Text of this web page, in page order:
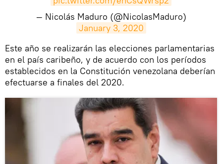
— Nicolás Maduro (@NicolasMaduro)
January 3, 2020
Este año se realizarán las elecciones parlamentarias
en el país caribeño, y de acuerdo con los períodos
establecidos en la Constitución venezolana deberían
efectuarse a finales del 2020.